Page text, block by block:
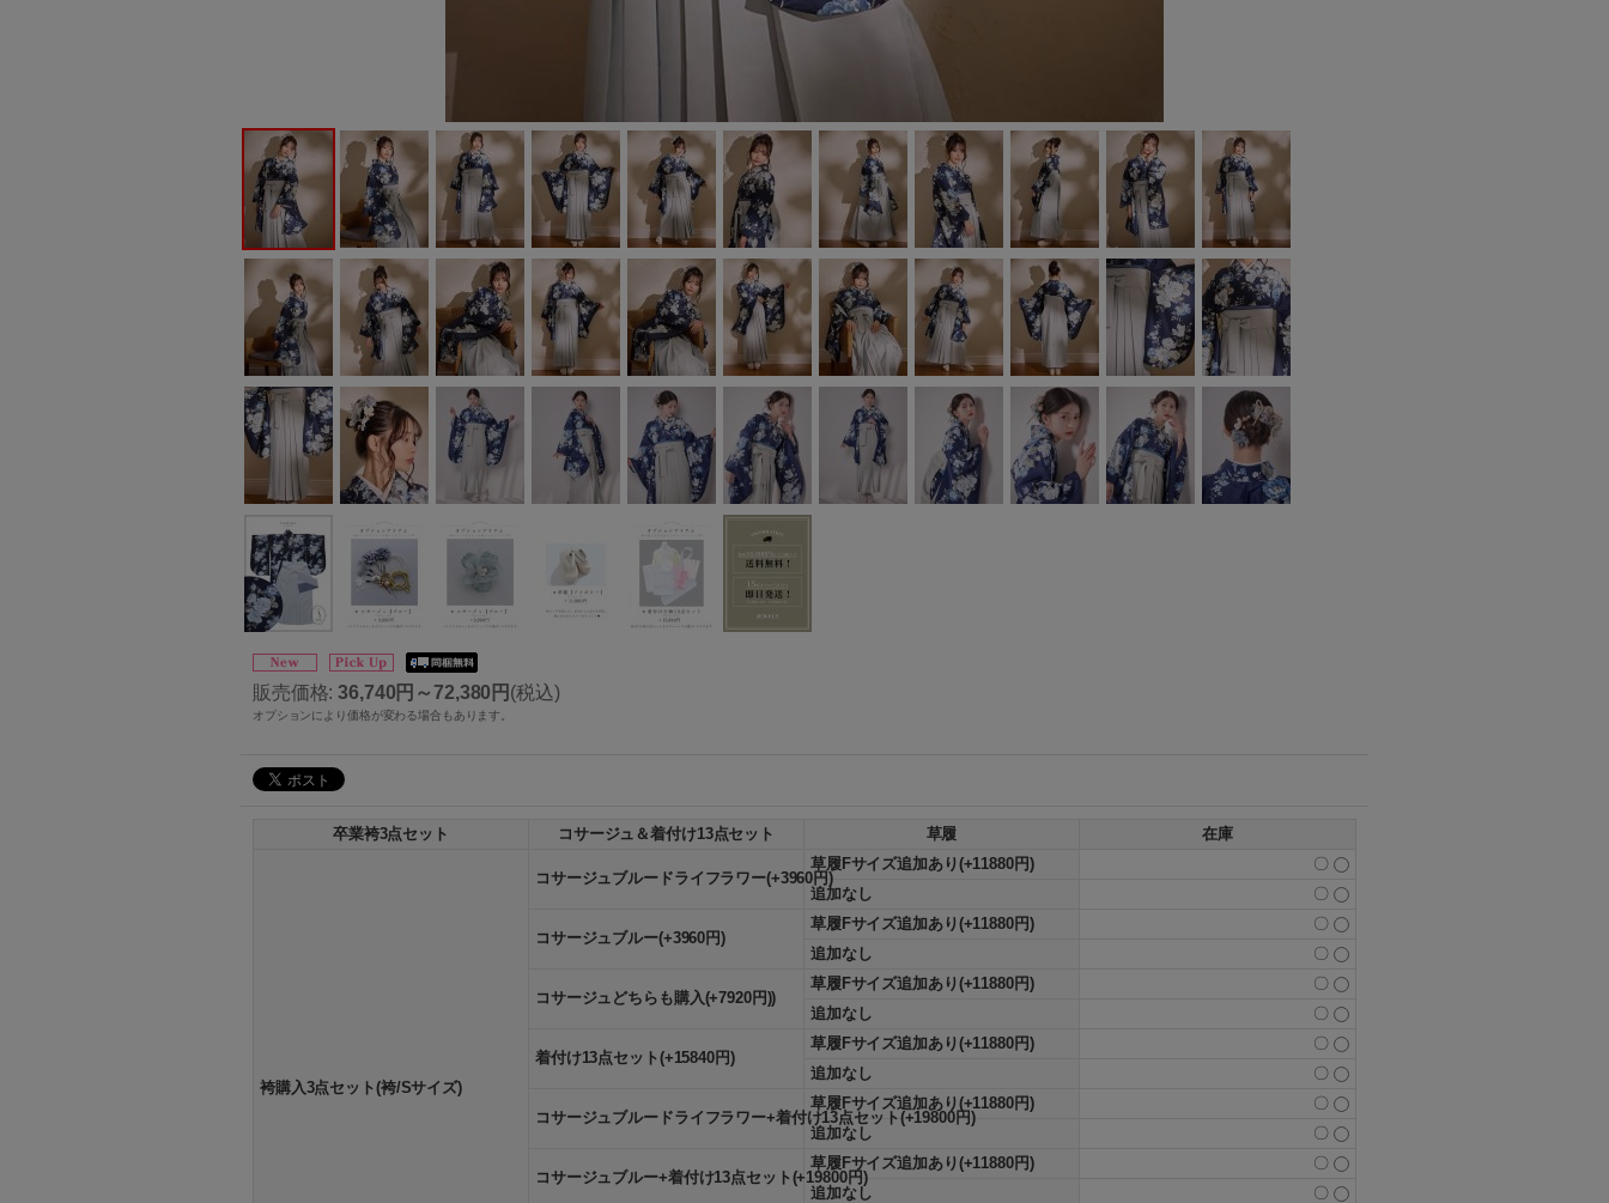
販売価格: 36,740円～72,380円 (税込)
オプションにより価格が変わる場合もあります。
卒業袴3点セット コサージュ＆着付け13点セット 草履 在庫
袴購入3点セット(袴/Sサイズ)
コサージュブルードライフラワー(+3960円)
草履Fサイズ追加あり(+11880円)
〇
追加なし
〇
コサージュブルー(+3960円)
草履Fサイズ追加あり(+11880円)
〇
追加なし
〇
コサージュどちらも購入(+7920円))
草履Fサイズ追加あり(+11880円)
〇
追加なし
〇
着付け13点セット(+15840円)
草履Fサイズ追加あり(+11880円)
〇
追加なし
〇
コサージュブルードライフラワー+着付け13点セット(+19800円)
草履Fサイズ追加あり(+11880円)
〇
追加なし
〇
コサージュブルー+着付け13点セット(+19800円)
草履Fサイズ追加あり(+11880円)
〇
追加なし
〇